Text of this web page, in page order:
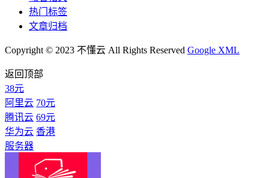
热门标签
文章归档
Copyright © 2023 不懂云 All Rights Reserved Google XML
返回顶部
38元
阿里云 70元
腾讯云 69元
华为云 香港
服务器